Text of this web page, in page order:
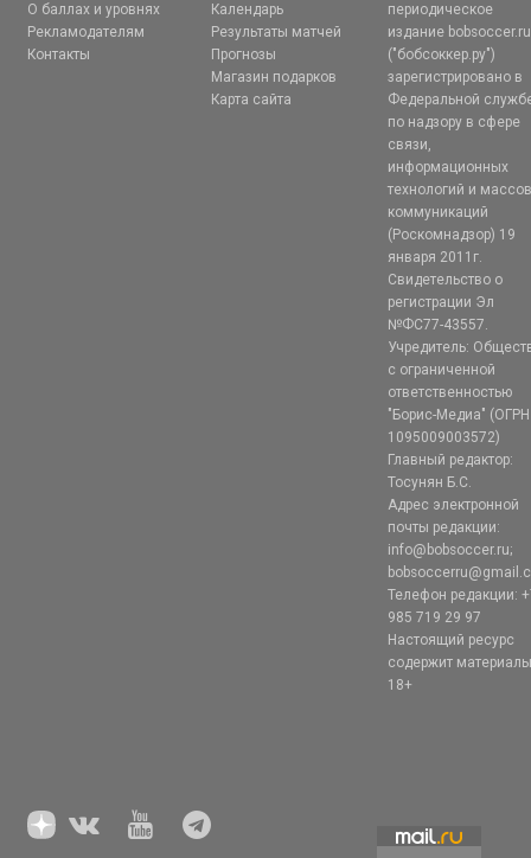
О баллах и уровнях
Рекламодателям
Контакты
Календарь
Результаты матчей
Прогнозы
Магазин подарков
Карта сайта
периодическое
издание bobsoccer.ru
("бобсоккер.ру")
зарегистрировано в
Федеральной
по надзору в сфере
связи,
информационных
технологий и
коммуникаций
(Роскомнадзор) 19
января 2011г.
Свидетельство о
регистрации Эл
№ФС77-43557.
Учредитель:
с ограниченной
ответственностью
"Борис-Медиа" (ОГРН
1095009003572)
Главный редактор:
Тосунян Б.С.
Адрес электронной
почты редакции:
info@bobsoccer.ru;
Телефон редакции:
985 719 29 97
Настоящий ресурс
содержит
18+